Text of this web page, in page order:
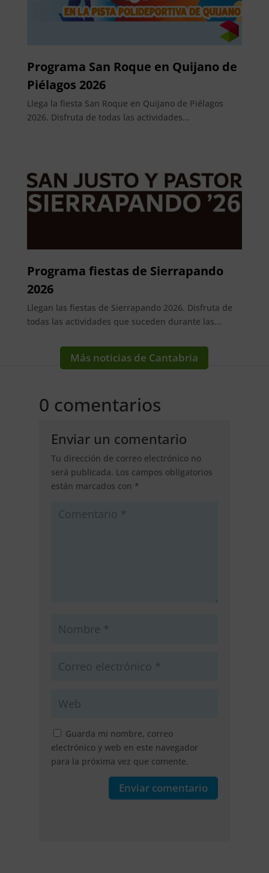
Programa San Roque en Quijano de
Piélagos 2026
Llega la fiesta San Roque en Quijano de Piélagos
2026. Disfruta de todas las actividades...
Programa fiestas de Sierrapando
2026
Llegan las fiestas de Sierrapando 2026. Disfruta de
todas las actividades que suceden durante las...
Más noticias de Cantabria
0 comentarios
Enviar un comentario
Tu dirección de correo electrónico no
será publicada. Los campos obligatorios
están marcados con *
Guarda mi nombre, correo
electrónico y web en este navegador
para la próxima vez que comente.
Enviar comentario